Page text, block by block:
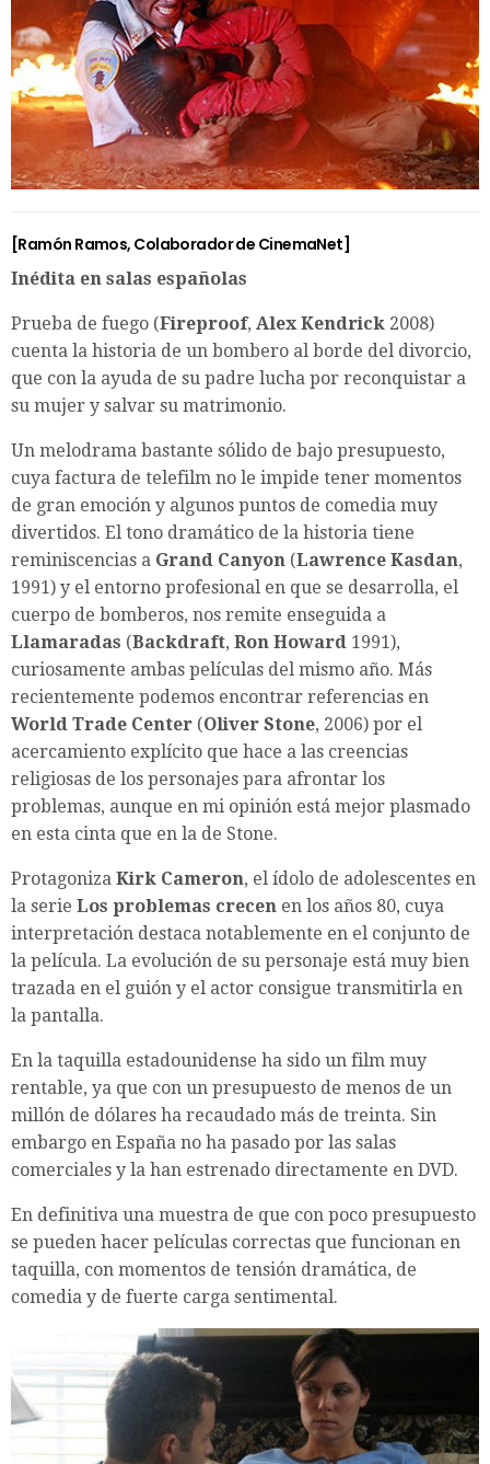
[Ramón Ramos, Colaborador de CinemaNet]
Inédita en salas españolas
Prueba de fuego (Fireproof, Alex Kendrick 2008)
cuenta la historia de un bombero al borde del divorcio,
que con la ayuda de su padre lucha por reconquistar a
su mujer y salvar su matrimonio.
Un melodrama bastante sólido de bajo presupuesto,
cuya factura de telefilm no le impide tener momentos
de gran emoción y algunos puntos de comedia muy
divertidos. El tono dramático de la historia tiene
reminiscencias a Grand Canyon (Lawrence Kasdan,
1991) y el entorno profesional en que se desarrolla, el
cuerpo de bomberos, nos remite enseguida a
Llamaradas (Backdraft, Ron Howard 1991),
curiosamente ambas películas del mismo año. Más
recientemente podemos encontrar referencias en
World Trade Center (Oliver Stone, 2006) por el
acercamiento explícito que hace a las creencias
religiosas de los personajes para afrontar los
problemas, aunque en mi opinión está mejor plasmado
en esta cinta que en la de Stone.
Protagoniza Kirk Cameron, el ídolo de adolescentes en
la serie Los problemas crecen en los años 80, cuya
interpretación destaca notablemente en el conjunto de
la película. La evolución de su personaje está muy bien
trazada en el guión y el actor consigue transmitirla en
la pantalla.
En la taquilla estadounidense ha sido un film muy
rentable, ya que con un presupuesto de menos de un
millón de dólares ha recaudado más de treinta. Sin
embargo en España no ha pasado por las salas
comerciales y la han estrenado directamente en DVD.
En definitiva una muestra de que con poco presupuesto
se pueden hacer películas correctas que funcionan en
taquilla, con momentos de tensión dramática, de
comedia y de fuerte carga sentimental.